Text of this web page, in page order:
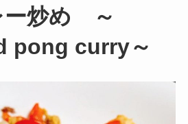
ー炒め ～
pong curry～